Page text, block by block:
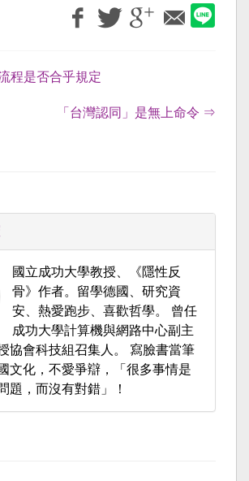
程是否合乎規定
「台灣認同」是無上命令 ⇒
國立成功大學教授、《隱性反
骨》作者。留學德國、研究資
安、熱愛跑步、喜歡哲學。 曾任
成功大學計算機與網路中心副主
協會科技組召集人。 寫臉書當筆
文化，不愛爭辯，「很多事情是
題，而沒有對錯」！